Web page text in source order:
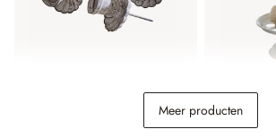
Kaarsenhouder met pinMeer producten